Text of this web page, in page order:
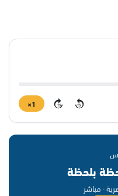
15
15
1×
بلحظة
· مباشر